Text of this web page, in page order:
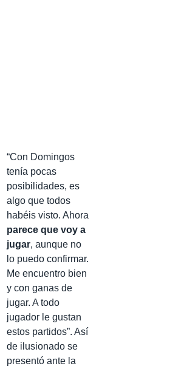
“Con Domingos
tenía pocas
posibilidades, es
algo que todos
habéis visto. Ahora
parece que voy a
jugar, aunque no
lo puedo confirmar.
Me encuentro bien
y con ganas de
jugar. A todo
jugador le gustan
estos partidos”. Así
de ilusionado se
presentó ante la